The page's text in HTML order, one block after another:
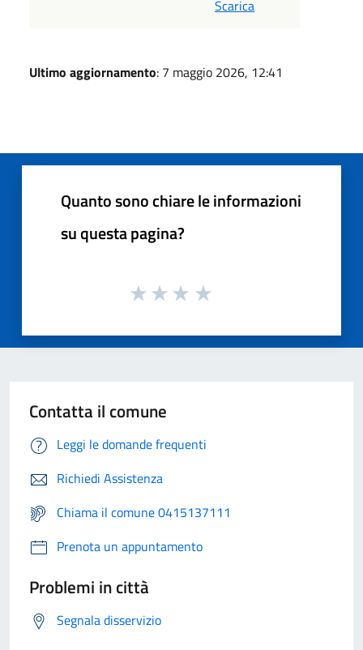
Scarica
Ultimo aggiornamento: 7 maggio 2026, 12:41
Quanto sono chiare le informazioni
su questa pagina?
Contatta il comune
Leggi le domande frequenti
Richiedi Assistenza
Chiama il comune 0415137111
Prenota un appuntamento
Problemi in città
Segnala disservizio